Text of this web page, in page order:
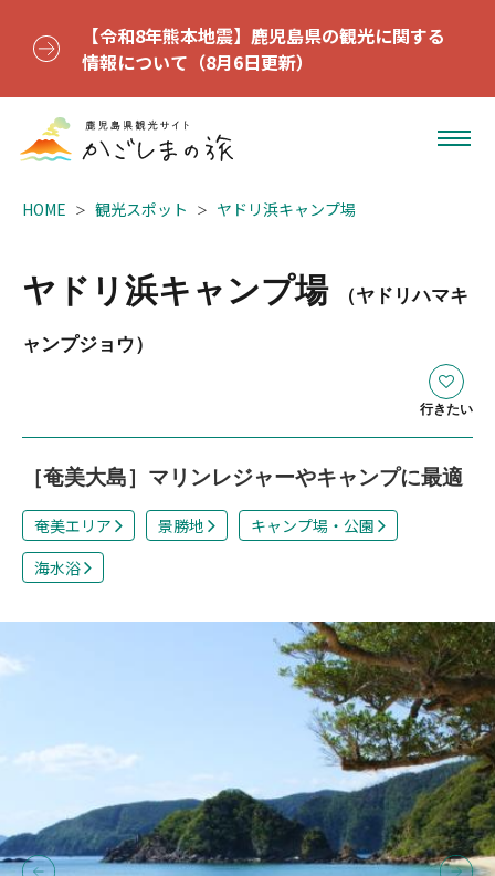
【令和8年熊本地震】鹿児島県の観光に関する
情報について（8月6日更新）
HOME 観光スポット ヤドリ浜キャンプ場
ヤドリ浜キャンプ場 （ヤドリハマキ
ャンプジョウ）
行きたい
［奄美大島］マリンレジャーやキャンプに最適
奄美エリア 景勝地
キャンプ場・公園
海水浴